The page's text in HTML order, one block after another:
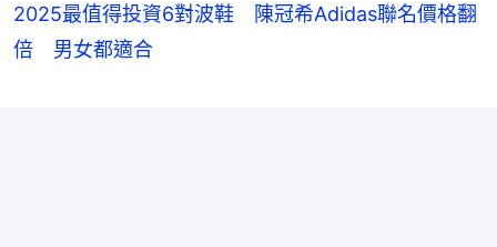
2025最值得投資6對波鞋 陳冠希Adidas聯名價格翻
倍 男女都適合